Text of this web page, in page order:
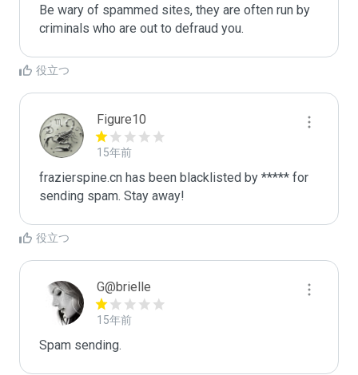
Be wary of spammed sites, they are often run by
criminals who are out to defraud you.
役立つ
Figure10
15年前
frazierspine.cn has been blacklisted by ***** for
sending spam. Stay away!
役立つ
G@brielle
15年前
Spam sending.